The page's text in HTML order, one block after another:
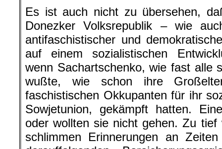
Es ist auch nicht zu übersehen,
Donezker Volksrepublik – wie
antifaschistischer und
auf einem sozialistischen
wenn Sachartschenko, wie fast alle
wußte, wie schon ihre
faschistischen Okkupanten für ihr
Sowjetunion, gekämpft hatten.
oder wollten sie nicht gehen. Zu
schlimmen Erinnerungen an